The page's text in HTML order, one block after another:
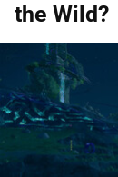
the Wild?